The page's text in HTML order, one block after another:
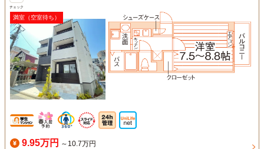
チェック
満室（空室待ち）
9.95万円 ～10.7万円